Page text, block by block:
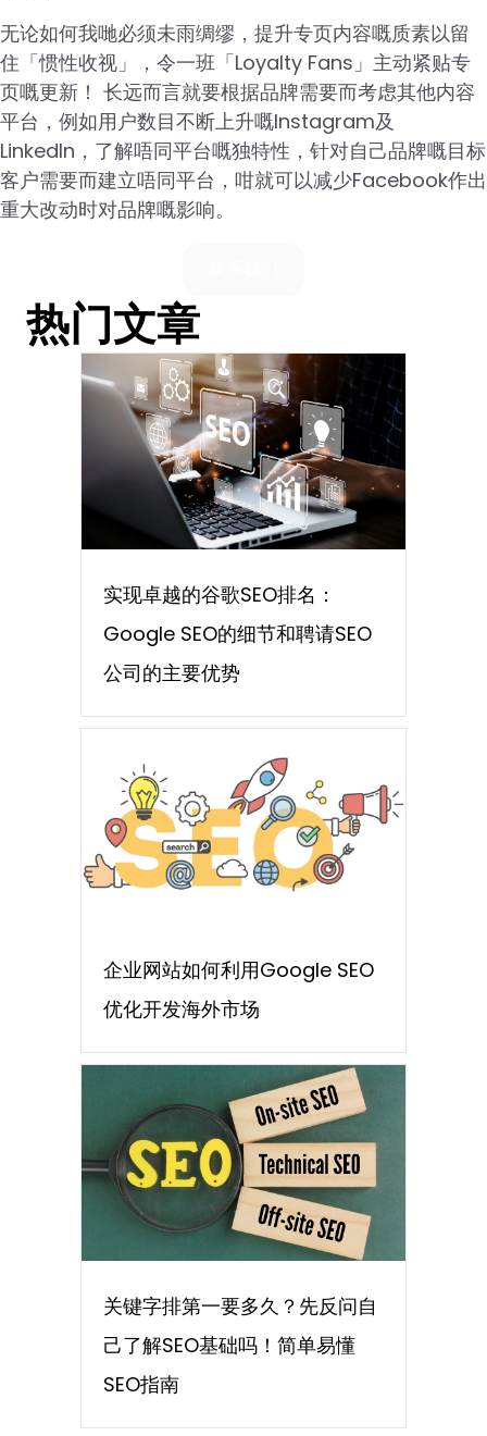
无论如何我哋必须未雨绸缪，提升专页内容嘅质素以留
住「惯性收视」，令一班「Loyalty Fans」主动紧贴专
页嘅更新！ 长远而言就要根据品牌需要而考虑其他内容
平台，例如用户数目不断上升嘅Instagram及
LinkedIn，了解唔同平台嘅独特性，针对自己品牌嘅目标
客户需要而建立唔同平台，咁就可以减少Facebook作出
重大改动时对品牌嘅影响。
热门文章
实现卓越的谷歌SEO排名：
Google SEO的细节和聘请SEO
公司的主要优势
企业网站如何利用Google SEO
优化开发海外市场
关键字排第一要多久？先反问自
己了解SEO基础吗！简单易懂
SEO指南